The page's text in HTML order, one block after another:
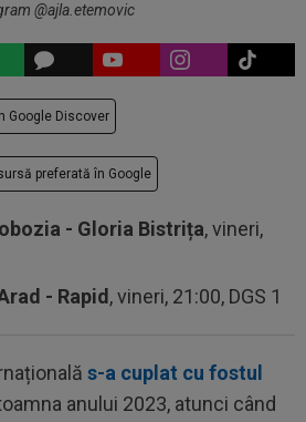
@ajla.etemovic
Google Discover
preferată în Google
- Gloria Bistrița, vineri,
- Rapid , vineri, 21:00, DGS 1
s-a cuplat cu fostul
anului 2023, atunci când